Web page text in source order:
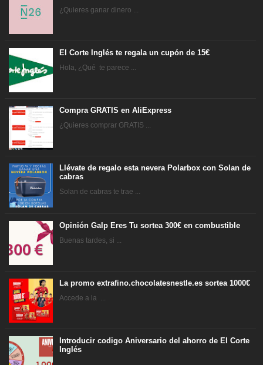
¿Quieres ganar dinero ...
El Corte Inglés te regala un cupón de 15€
Hola, ¿Qué te parece ...
Compra GRATIS en AliExpress
¿Quieres comprar GRATIS ...
Llévate de regalo esta nevera Polarbox con Solan de
cabras
Solan de cabras te trae ...
Opinión Galp Eres Tu sortea 300€ en combustible
Buenas tardes, si ...
La promo extrafino.chocolatesnestle.es sortea 1000€
Accede a la ...
Introducir codigo Aniversario del ahorro de El Corte
Inglés